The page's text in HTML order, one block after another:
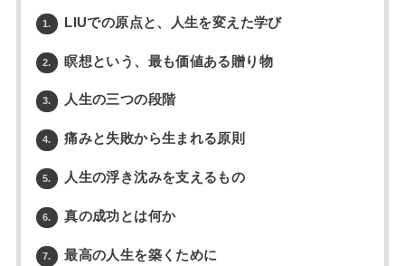
1. LIUでの原点と、人生を変えた学び
2. 瞑想という、最も価値ある贈り物
3. 人生の三つの段階
4. 痛みと失敗から生まれる原則
5. 人生の浮き沈みを支えるもの
6. 真の成功とは何か
7. 最高の人生を築くために